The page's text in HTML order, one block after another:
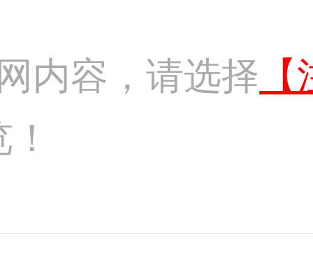
内容，请选择